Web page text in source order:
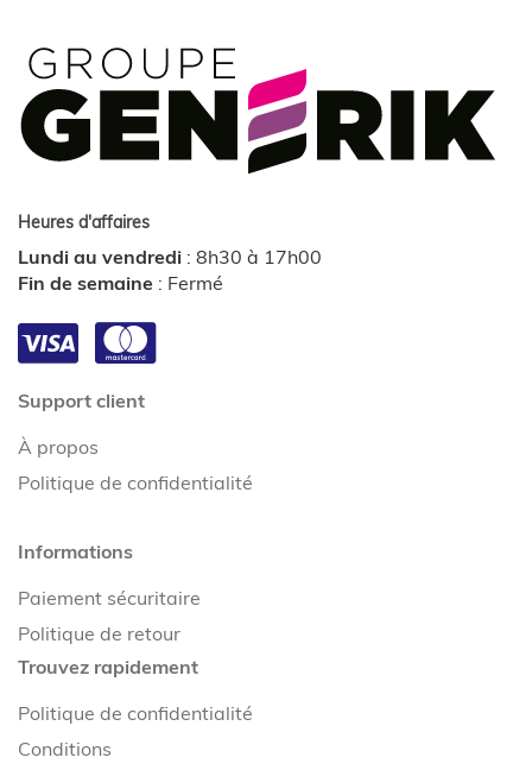
Heures d'affaires
Lundi au vendredi : 8h30 à 17h00
Fin de semaine : Fermé
Support client
À propos
Politique de confidentialité
Informations
Paiement sécuritaire
Politique de retour
Trouvez rapidement
Politique de confidentialité
Conditions